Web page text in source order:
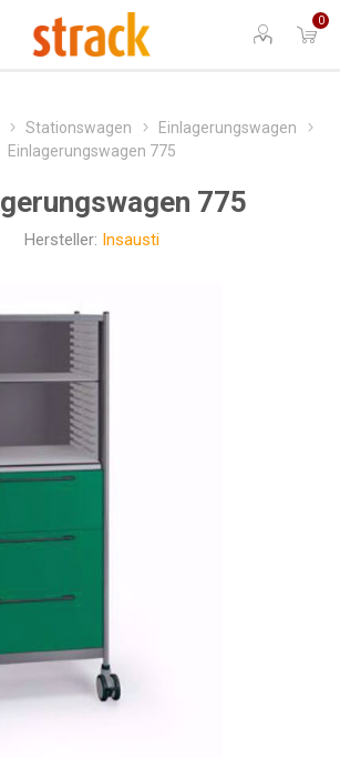
0
Stationswagen
Einlagerungswagen
Einlagerungswagen 775
775
Hersteller: Insausti